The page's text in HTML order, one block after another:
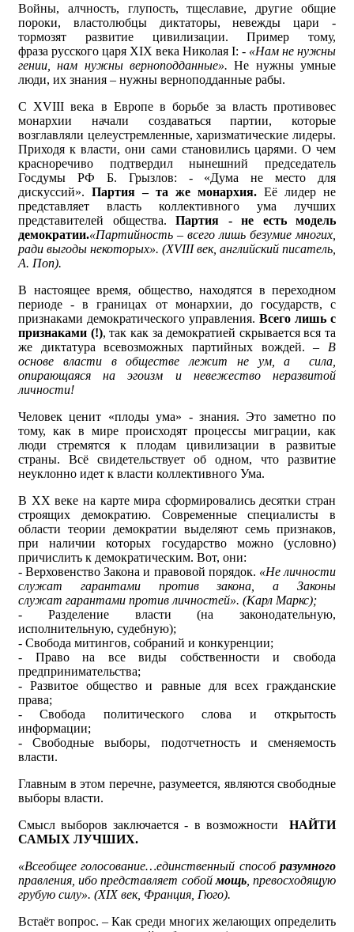
Войны, алчность, глупость, тщеславие, другие общие
пороки, властолюбцы диктаторы, невежды цари -
тормозят развитие цивилизации. Пример тому,
фраза русского царя XIX века Николая I: - «Нам не нужны
гении, нам нужны верноподданные».Не нужны умные
люди, их знания – нужны верноподданные рабы.
С XVIII века в Европе в борьбе за власть противовес
монархии начали создаваться партии, которые
возглавляли целеустремленные, харизматические лидеры.
Приходя к власти, они сами становились царями. О чем
красноречиво подтвердил нынешний председатель
Госдумы РФ Б. Грызлов: - «Дума не место для
дискуссий». Партия – та же монархия. Её лидер не
представляет власть коллективного ума лучших
представителей общества. Партия - не есть модель
демократии.«Партийность – всего лишь безумие многих,
ради выгоды некоторых». (XVIII век, английский писатель,
А. Поп).
В настоящее время, общество, находятся в переходном
периоде - в границах от монархии, до государств, с
признаками демократического управления. Всего лишь с
признаками (!), так как за демократией скрывается вся та
же диктатура всевозможных партийных вождей. – В
основе власти в обществе лежит не ум, а сила,
опирающаяся на эгоизм и невежество неразвитой
личности!
Человек ценит «плоды ума» - знания. Это заметно по
тому, как в мире происходят процессы миграции, как
люди стремятся к плодам цивилизации в развитые
страны. Всё свидетельствует об одном, что развитие
неуклонно идет к власти коллективного Ума.
В XX веке на карте мира сформировались десятки стран
строящих демократию. Современные специалисты в
области теории демократии выделяют семь признаков,
при наличии которых государство можно (условно)
причислить к демократическим. Вот, они:
- Верховенство Закона и правовой порядок. «Не личности
служат гарантами против закона, а Законы
служат гарантами против личностей». (Карл Маркс);
- Разделение власти (на законодательную,
исполнительную, судебную);
- Свобода митингов, собраний и конкуренции;
- Право на все виды собственности и свобода
предпринимательства;
- Развитое общество и равные для всех гражданские
права;
- Свобода политического слова и открытость
информации;
- Свободные выборы, подотчетность и сменяемость
власти.
Главным в этом перечне, разумеется, являются свободные
выборы власти.
Смысл выборов заключается - в возможности НАЙТИ
САМЫХ ЛУЧШИХ.
«Всеобщее голосование…единственный способ разумного
правления, ибо представляет собоймощь, превосходящую
грубую силу». (XIX век, Франция, Гюго).
Встаёт вопрос. – Как среди многих желающих определить